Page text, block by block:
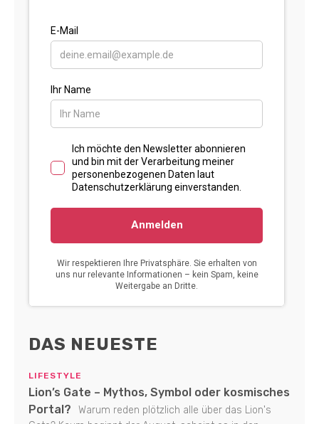
DAS NEUESTE
LIFESTYLE
Lion’s Gate – Mythos, Symbol oder kosmisches
Portal?
Warum reden plötzlich alle über das Lion's